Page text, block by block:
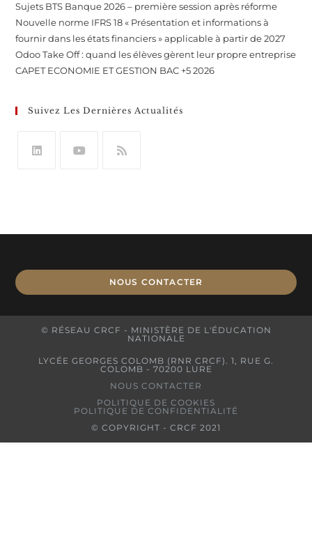
Sujets BTS Banque 2026 – première session après réforme
Nouvelle norme IFRS 18 « Présentation et informations à
fournir dans les états financiers » applicable à partir de 2027
Odoo Take Off : quand les élèves gèrent leur propre entreprise
CAPET ECONOMIE ET GESTION BAC +5 2026
Suivez Les Dernières Actualités
NOUS CONTACTER
© RÉSEAU CRCF - MINISTÈRE DE L'ÉDUCATION
NATIONALE
LYCÉE GEORGES COLOMB (RNR CRCF). 1, RUE G.
COLOMB - 70200 LURE
NOUS CONTACTER
POLITIQUE DE COOKIES
POLITIQUE DE CONFIDENTIALITÉ
© COPYRIGHT - CRCF 2021